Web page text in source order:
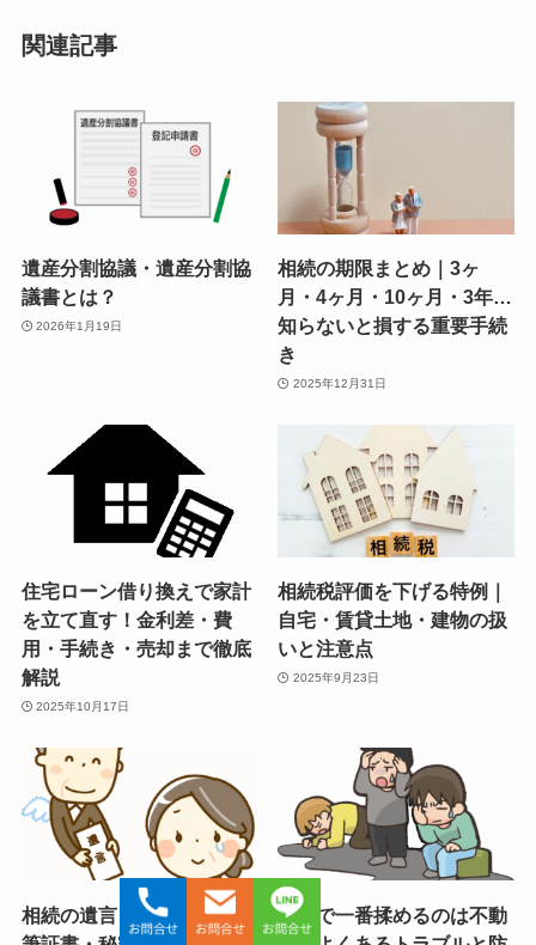
関連記事
遺産分割協議・遺産分割協
議書とは？
2026年1月19日
相続の期限まとめ｜3ヶ
月・4ヶ月・10ヶ月・3年…
知らないと損する重要手続
き
2025年12月31日
住宅ローン借り換えで家計
を立て直す！金利差・費
用・手続き・売却まで徹底
解説
2025年10月17日
相続税評価を下げる特例｜
自宅・賃貸土地・建物の扱
いと注意点
2025年9月23日
相続の遺言｜公正証書・自
相続で一番揉めるのは不動